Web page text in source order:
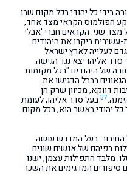
בידי כל יהודי בכל מקום שבו
הפולמוס הקראי מצד אחד,
מצד שני. הקראים חברי 'אבלי
עשירית ביקרו את היהודים
לעלייה לארץ ישראל
אליהו יצא נגד הגישה
של היהודים "בכל מקומות
בבבל הדגישו את
דווקא, מכיוון שרק הן
37 בעל סדר אליהו, לעומת
יהודי באשר הוא, בכל מקום
החיבור. בעל המדרש עושה
בפיהם של אנשים שונים
מלבד התפילות עצמן, ישנו
סיפורים המדגימים את השכר